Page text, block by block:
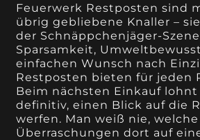
Feuerwerk Restposten sind
übrig gebliebene Knaller –
der Schnäppchenjäger-
Sparsamkeit,
einfachen Wunsch nach
Restposten bieten für jeden
Beim nächsten Einkauf lohnt
definitiv, einen Blick auf die
werfen. Man weiß nie, welche
Überraschungen dort auf